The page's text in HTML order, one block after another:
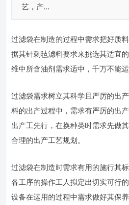
艺，产...
过滤袋在制造的过程中需求把好质
据其针刺毡滤料要求来挑选其适宜
维中所含油剂需求适中，千万不能运
过滤袋需求树立其科学且严厉的出
料的出产过程中，需求有严厉的出
出产工先行，在换种类时需求先做
合理的出产工艺规划。
过滤袋在制造时需求有用的施行其
各工序的操作工人拟定出切实可行
设备在运用的过程中需求做好其保